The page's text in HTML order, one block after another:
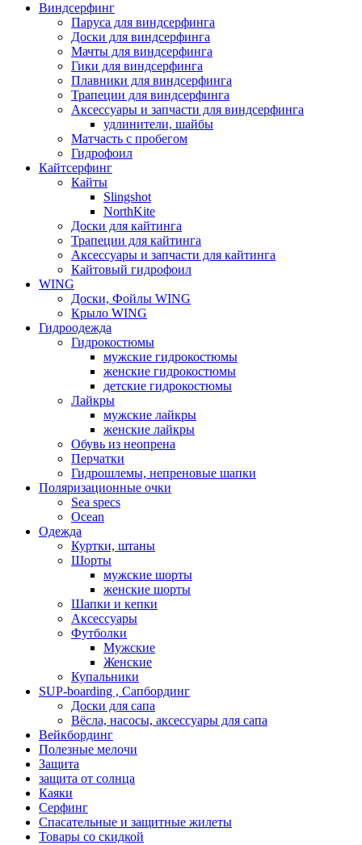
Виндсерфинг
Паруса для виндсерфинга
Доски для виндсерфинга
Мачты для виндсерфинга
Гики для виндсерфинга
Плавники для виндсерфинга
Трапеции для виндсерфинга
Аксессуары и запчасти для виндсерфинга
удлинители, шайбы
Матчасть с пробегом
Гидрофоил
Кайтсерфинг
Кайты
Slingshot
NorthKite
Доски для кайтинга
Трапеции для кайтинга
Аксессуары и запчасти для кайтинга
Кайтовый гидрофоил
WING
Доски, Фойлы WING
Крыло WING
Гидроодежда
Гидрокостюмы
мужские гидрокостюмы
женские гидрокостюмы
детские гидрокостюмы
Лайкры
мужские лайкры
женские лайкры
Обувь из неопрена
Перчатки
Гидрошлемы, непреновые шапки
Поляризационные очки
Sea specs
Ocean
Одежда
Куртки, штаны
Шорты
мужские шорты
женские шорты
Шапки и кепки
Аксессуары
Футболки
Мужские
Женские
Купальники
SUP-boarding , Сапбординг
Доски для сапа
Вёсла, насосы, аксессуары для сапа
Вейкбординг
Полезные мелочи
Защита
защита от солнца
Каяки
Серфинг
Спасательные и защитные жилеты
Товары со скидкой